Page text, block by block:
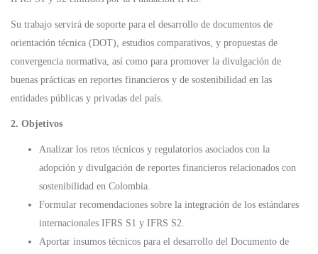
Su trabajo servirá de soporte para el desarrollo de documentos de
orientación técnica (DOT), estudios comparativos, y propuestas de
convergencia normativa, así como para promover la divulgación de
buenas prácticas en reportes financieros y de sostenibilidad en las
entidades públicas y privadas del país.
2. Objetivos
Analizar los retos técnicos y regulatorios asociados con la
adopción y divulgación de reportes financieros relacionados con
sostenibilidad en Colombia.
Formular recomendaciones sobre la integración de los estándares
internacionales IFRS S1 y IFRS S2.
Aportar insumos técnicos para el desarrollo del Documento de